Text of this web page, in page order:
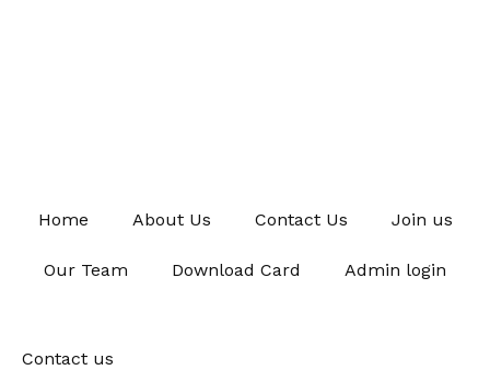
Home About Us Contact Us Join us
Our Team Download Card Admin login
Contact us